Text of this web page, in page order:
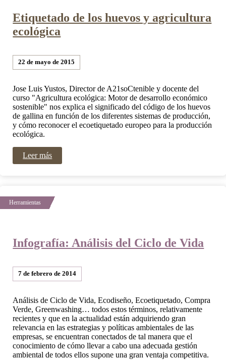
Etiquetado de los huevos y agricultura
ecológica
22 de mayo de 2015
Jose Luis Yustos, Director de A21soCtenible y docente del
curso "Agricultura ecológica: Motor de desarrollo económico
sostenible" nos explica el significado del código de los huevos
de gallina en función de los diferentes sistemas de producción,
y cómo reconocer el ecoetiquetado europeo para la producción
ecológica.
Leer más
Infografía: Análisis del Ciclo de Vida
7 de febrero de 2014
Análisis de Ciclo de Vida, Ecodiseño, Ecoetiquetado, Compra
Verde, Greenwashing… todos estos términos, relativamente
recientes y que en la actualidad están adquiriendo gran
relevancia en las estrategias y políticas ambientales de las
empresas, se encuentran conectados de tal manera que el
conocimiento de cómo llevar a cabo una adecuada gestión
ambiental de todos ellos supone una gran ventaja competitiva.